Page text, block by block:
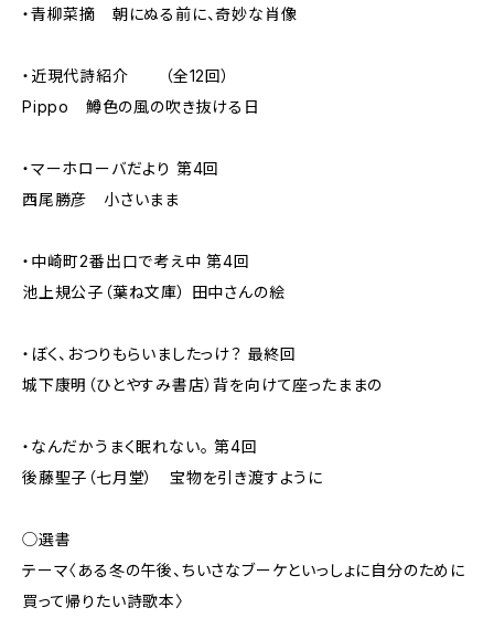
・青柳菜摘 朝にぬる前に、奇妙な肖像
・近現代詩紹介 （全12回）
Pippo 鱒色の風の吹き抜ける日
・マーホローバだより 第4回
西尾勝彦 小さいまま
・中崎町2番出口で考え中 第4回
池上規公子（葉ね文庫） 田中さんの絵
・ぼく、おつりもらいましたっけ？ 最終回
城下康明（ひとやすみ書店）背を向けて座ったままの
・なんだかうまく眠れない。 第4回
後藤聖子（七月堂） 宝物を引き渡すように
◯選書
テーマ〈ある冬の午後、ちいさなブーケといっしょに自分のために
買って帰りたい詩歌本〉